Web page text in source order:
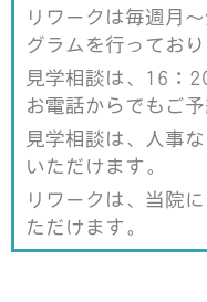
し
い
ウ
ィ
ン
ド
ウ
で
き
ま
す
)
ク
し
て
く
だ
さ
い
(
し
い
ウ
ィ
ン
ド
で
開
き
リワークは毎週月
グラムを行っており
見学相談は、16：
お電話からでもご
見学相談は、人事
いただけます。
リワークは、当院
ただけます。